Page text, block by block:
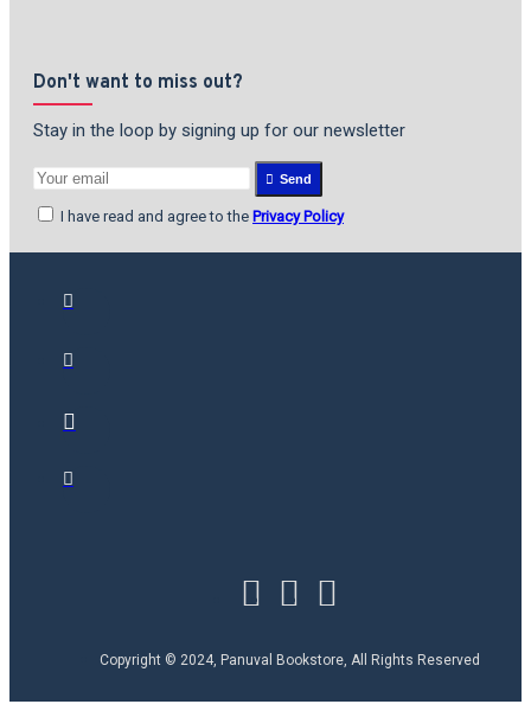
Don't want to miss out?
Stay in the loop by signing up for our newsletter
Send
I have read and agree to the Privacy Policy
Copyright © 2024, Panuval Bookstore, All Rights Reserved